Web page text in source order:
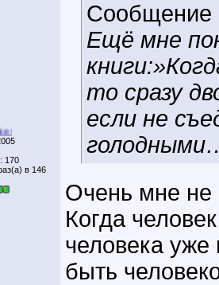
170
в 146
Сообщение
Ещё мне
то сразу
если не
Очень мне не
Когда
человека уже
быть